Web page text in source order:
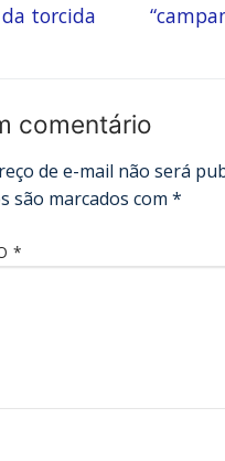
torcida
comentário
de e-mail não será
são marcados com *
*